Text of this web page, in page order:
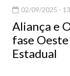
02/09/2025 -
Aliança e
fase
Estadual